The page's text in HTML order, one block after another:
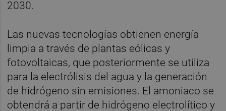
2030.
Las nuevas tecnologías obtienen energía
limpia a través de plantas eólicas y
fotovoltaicas, que posteriormente se utiliza
para la electrólisis del agua y la generación
de hidrógeno sin emisiones. El amoniaco se
obtendrá a partir de hidrógeno electrolítico y